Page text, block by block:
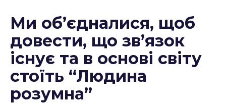
Ми об’єдналися, щоб
довести, що зв’язок
існує та в основі світу
стоїть “Людина
розумна”